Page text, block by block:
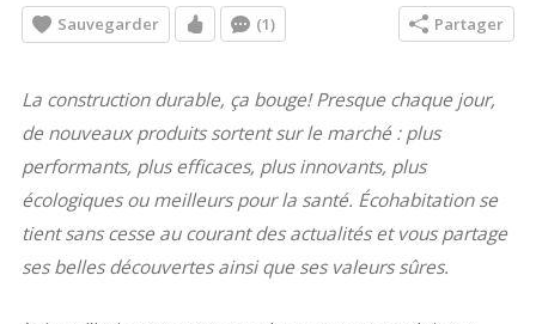
Sauvegarder (1) Partager
La construction durable, ça bouge! Presque chaque jour,
de nouveaux produits sortent sur le marché : plus
performants, plus efficaces, plus innovants, plus
écologiques ou meilleurs pour la santé. Écohabitation se
tient sans cesse au courant des actualités et vous partage
ses belles découvertes ainsi que ses valeurs sûres.